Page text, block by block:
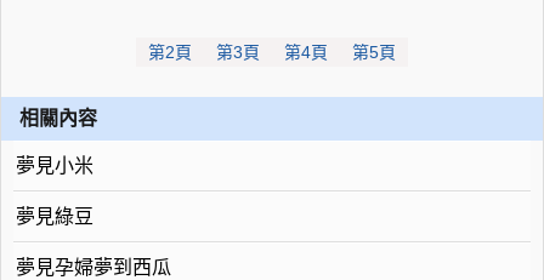
第2頁 第3頁 第4頁 第5頁
相關內容
夢見小米
夢見綠豆
夢見孕婦夢到西瓜